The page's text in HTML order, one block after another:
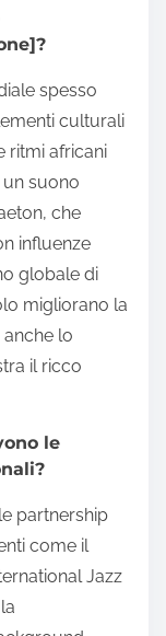
spesso
culturali
ritmi africani
suono
che
influenze
globale di
migliorano la
lo
il ricco
le
partnership
come il
Jazz